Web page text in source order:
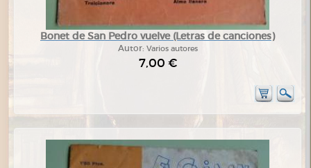
Bonet de San Pedro vuelve (Letras de canciones)
Autor: Varios autores
7,00 €